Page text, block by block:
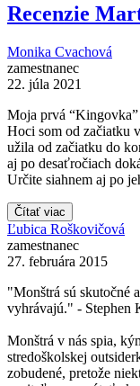
Recenzie
Monika Cvachová
zamestnanec
22. júla 2021
Moja prvá
Hoci som od začiatku
užila od začiatku do
aj po desaťročiach
Určite siahnem aj po
Čítať viac
Ľubica Roškovičová
zamestnanec
27. februára 2015
"Monštrá sú skutočné
vyhrávajú." - Stephen
Monštrá v nás spia,
stredoškolskej
zobudené, pretože